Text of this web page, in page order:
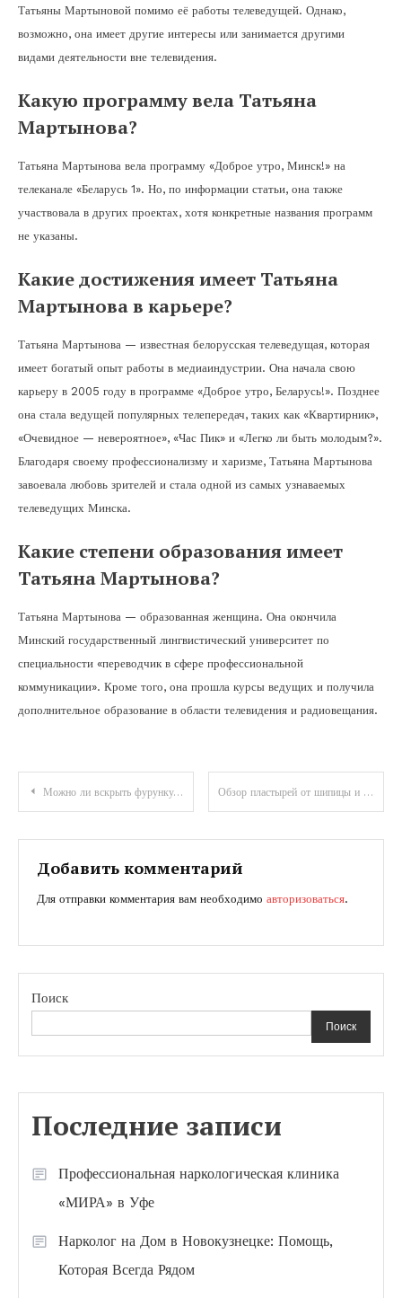
Татьяны Мартыновой помимо её работы телеведущей. Однако,
возможно, она имеет другие интересы или занимается другими
видами деятельности вне телевидения.
Какую программу вела Татьяна
Мартынова?
Татьяна Мартынова вела программу «Доброе утро, Минск!» на
телеканале «Беларусь 1». Но, по информации статьи, она также
участвовала в других проектах, хотя конкретные названия программ
не указаны.
Какие достижения имеет Татьяна
Мартынова в карьере?
Татьяна Мартынова — известная белорусская телеведущая, которая
имеет богатый опыт работы в медиаиндустрии. Она начала свою
карьеру в 2005 году в программе «Доброе утро, Беларусь!». Позднее
она стала ведущей популярных телепередач, таких как «Квартирник»,
«Очевидное — невероятное», «Час Пик» и «Легко ли быть молодым?».
Благодаря своему профессионализму и харизме, Татьяна Мартынова
завоевала любовь зрителей и стала одной из самых узнаваемых
телеведущих Минска.
Какие степени образования имеет
Татьяна Мартынова?
Татьяна Мартынова — образованная женщина. Она окончила
Минский государственный лингвистический университет по
специальности «переводчик в сфере профессиональной
коммуникации». Кроме того, она прошла курсы ведущих и получила
дополнительное образование в области телевидения и радиовещания.
Навигация
по
записям
Можно ли вскрыть фурункул самостоятельно и чем опасен чирей Обзор пластырей от шипицы и эффективность применения
Добавить комментарий
Для отправки комментария вам необходимо авторизоваться.
Поиск
Поиск
Последние записи
Профессиональная наркологическая клиника
«МИРА» в Уфе
Нарколог на Дом в Новокузнецке: Помощь,
Которая Всегда Рядом